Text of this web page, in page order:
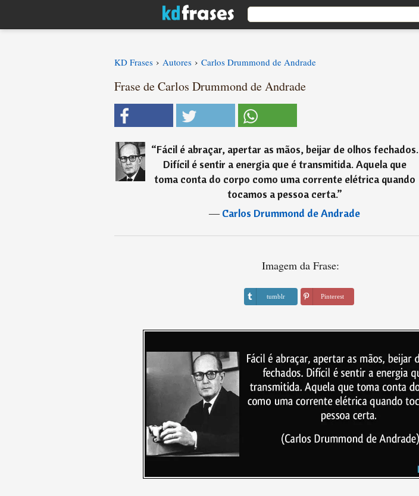
KD Frases › Autores › Carlos Drummond de Andrade
Frase de Carlos Drummond de Andrade
“Fácil é abraçar, apertar as mãos, beijar de olhos fechados.
Difícil é sentir a energia que é transmitida. Aquela que
toma conta do corpo como uma corrente elétrica quando
tocamos a pessoa certa.”
―Carlos Drummond de Andrade
Imagem da Frase:
tumblr Pinterest